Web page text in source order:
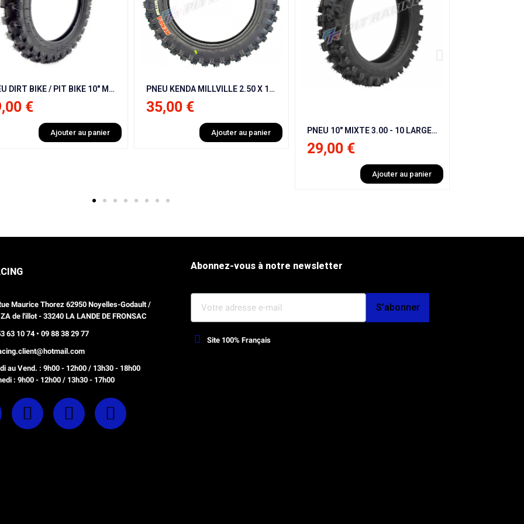
PNEU KENDA MILLVILLE 2.50 X 10" AVANT / ARRIÈRE RENFORCÉE
€
Ajouter au panier Ajouter au panier
Maurice Thorez 62950 Noyelles-Godault /
de l'illot - 33240 LA LANDE DE FRONSAC
63 10 74 • 09 88 38 29 77
au Vend. : 9h00 - 12h00 / 13h30 - 18h00
: 9h00 - 12h00 / 13h30 - 17h00
Abonnez-vous à notre newsletter
S’abonner
Site 100% Français